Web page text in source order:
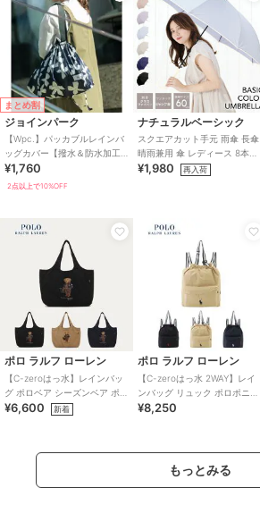
まとめ割
ジョインパーク
【Wpc.】パッカブルレインバ
ッグカバー【撥水＆防水加工
生地 大きい開け口 収納力バツ
グン】
¥1,760
2点以上で10%OFF
ナチュラルベーシック
スクエアカット手元 雨傘 長傘
晴雨兼用 傘 レディース 8本骨
無地 シンプル 梅雨 撥水
¥1,980 再入荷
ポロ ラルフ ローレン
【C-zeroはっ水】レインバッ
グ ポロベア シーズンベア ポケ
ッタブル ユニセックス 75D
¥6,600 新着
ポロ ラルフ ローレン
【C-zeroはっ水 2WAY】レイ
ンバッグ リュック ポロポニー
ワンポイント 無地 ユニセック
¥8,250
もっとみる